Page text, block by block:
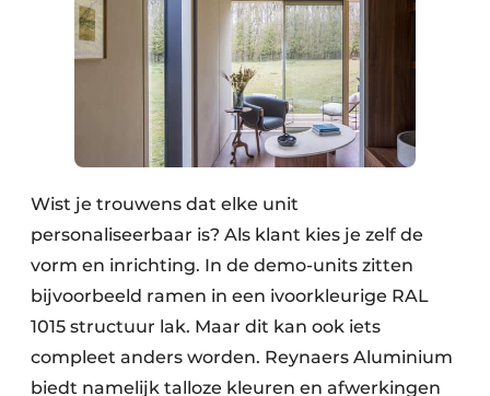
Wist je trouwens dat elke unit
personaliseerbaar is? Als klant kies je zelf de
vorm en inrichting. In de demo-units zitten
bijvoorbeeld ramen in een ivoorkleurige RAL
1015 structuur lak. Maar dit kan ook iets
compleet anders worden. Reynaers Aluminium
biedt namelijk talloze kleuren en afwerkingen